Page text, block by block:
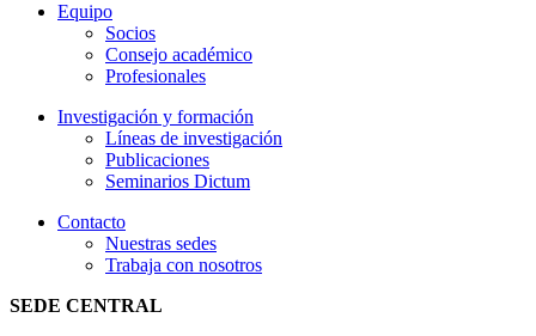
Equipo
Socios
Consejo académico
Profesionales
Investigación y formación
Líneas de investigación
Publicaciones
Seminarios Dictum
Contacto
Nuestras sedes
Trabaja con nosotros
SEDE CENTRAL